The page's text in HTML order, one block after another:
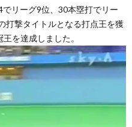
リーグ9位、30本塁打でリー
打撃タイトルとなる打点王を獲
を達成しました。